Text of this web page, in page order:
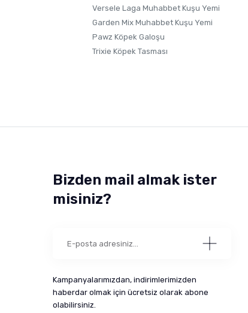
Versele Laga Muhabbet Kuşu Yemi
Garden Mix Muhabbet Kuşu Yemi
Pawz Köpek Galoşu
Trixie Köpek Tasması
Bizden mail almak ister
misiniz?
Kampanyalarımızdan, indirimlerimizden
haberdar olmak için ücretsiz olarak abone
olabilirsiniz.